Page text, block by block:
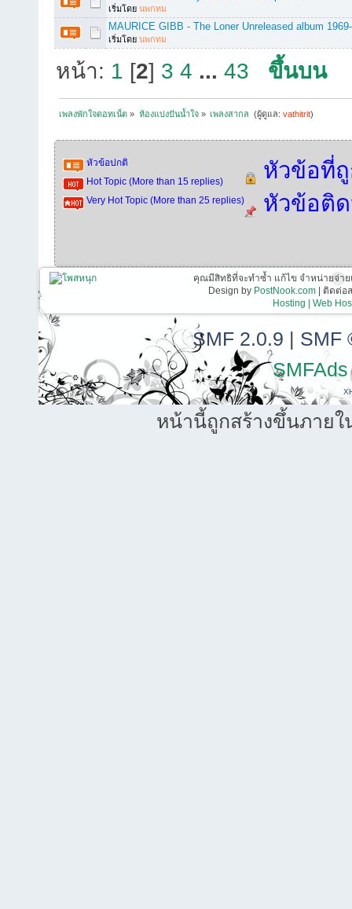
เริ่มโดย นพกทม
MAURICE GIBB - The Loner Unreleased album
เริ่มโดย นพกทม
หน้า: 1 [2] 3 4 ...43 ขึ้นบน
เพลงพักใจดอทเน็ต » ห้องแบ่งปันน้ำใจ» เพลงสากล (ผู้ดูแล:vathitrit)
หัวข้อปกติ
Hot Topic (More than 15 replies)
Very Hot Topic (More than 25 replies)
หัวข้อที่
หัวข้อติ
คุณมีสิทธิที่จะทำซ้ำ แก้ไข จำหน่ายจ่า
Design by PostNook.com| ติดต่อส
Hosting | Web
SMF 2.0.9 | SMF
SMFAds
หน้านี้ถูกสร้างขึ้นภายใ